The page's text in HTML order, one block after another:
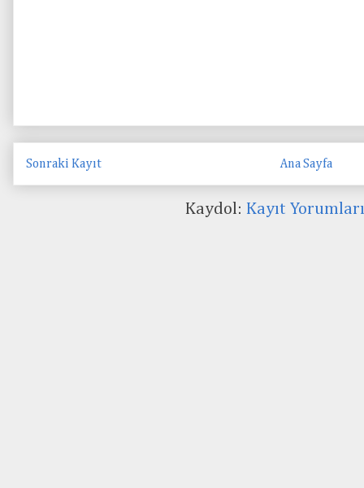
Sonraki Kayıt Ana Sayfa
Kaydol: Kayıt